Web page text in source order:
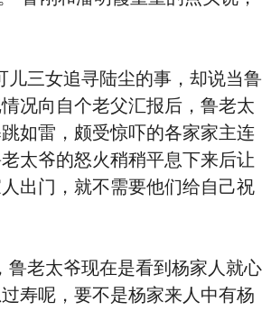
女追寻陆尘的事，却说当鲁
况向自个老父汇报后，鲁老太
如雷，颇受惊吓的各家家主连
太爷的怒火稍稍平息下来后让
出门，就不需要他们给自己祝
太爷现在是看到杨家人就心
寿呢，要不是杨家来人中有杨